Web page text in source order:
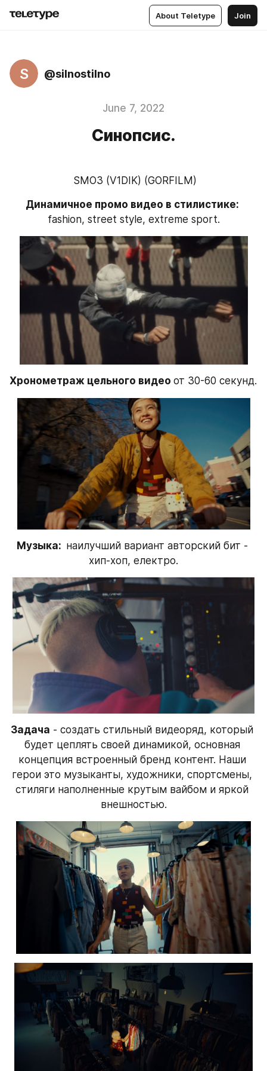
About Teletype Join
S @silnostilno
June 7, 2022
Синопсис.
SMO3 (V1DIK) (GORFILM)
fashion, street style, extreme sport.
Хронометраж цельного видео
Музыка: наилучший вариант авторский бит -
хип-хоп, електро.
Задача - создать стильный видеоряд, который
будет цеплять своей динамикой, основная
концепция встроенный бренд контент. Наши
герои это музыканты, художники, спортсмены,
стиляги наполненные крутым вайбом и яркой
внешностью.